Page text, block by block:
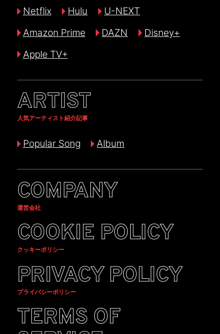
Netflix Hulu
U-NEXT
Amazon Prime
DAZN
Disney+
Apple TV+
ARTIST
人気アーティスト紹介記事
Popular Song Album
COMPANY
運営会社
COOKIE POLICY
クッキーポリシー
PRIVACY POLICY
プライバシーポリシー
TERMS OF